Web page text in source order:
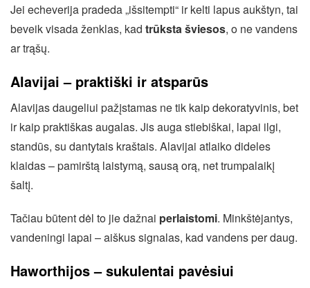
Jei echeverija pradeda „išsitempti“ ir kelti lapus aukštyn, tai
beveik visada ženklas, kad trūksta šviesos, o ne vandens
ar trąšų.
Alavijai – praktiški ir atsparūs
Alavijas daugeliui pažįstamas ne tik kaip dekoratyvinis, bet
ir kaip praktiškas augalas. Jis auga stiebiškai, lapai ilgi,
standūs, su dantytais kraštais. Alavijai atlaiko dideles
klaidas – pamirštą laistymą, sausą orą, net trumpalaikį
šaltį.
Tačiau būtent dėl to jie dažnai perlaistomi. Minkštėjantys,
vandeningi lapai – aiškus signalas, kad vandens per daug.
Haworthijos – sukulentai pavėsiui